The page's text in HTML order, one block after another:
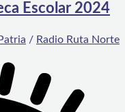
Escolar 2024
/ Radio Ruta Norte